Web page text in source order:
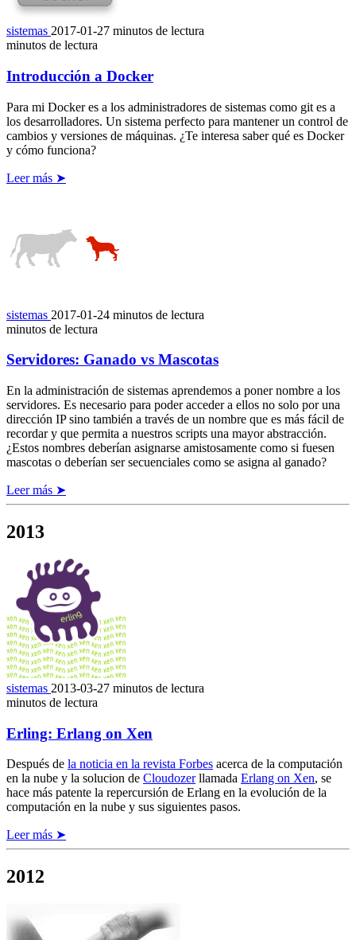
sistemas 2017-01-27 minutos de lectura
minutos de lectura
Introducción a Docker
Para mi Docker es a los administradores de sistemas como git es a
los desarrolladores. Un sistema perfecto para mantener un control de
cambios y versiones de máquinas. ¿Te interesa saber qué es Docker
y cómo funciona?
Leer más ➤
sistemas 2017-01-24 minutos de lectura
minutos de lectura
Servidores: Ganado vs Mascotas
En la administración de sistemas aprendemos a poner nombre a los
servidores. Es necesario para poder acceder a ellos no solo por una
dirección IP sino también a través de un nombre que es más fácil de
recordar y que permita a nuestros scripts una mayor abstracción.
¿Estos nombres deberían asignarse amistosamente como si fuesen
mascotas o deberían ser secuenciales como se asigna al ganado?
Leer más ➤
2013
sistemas 2013-03-27 minutos de lectura
minutos de lectura
Erling: Erlang on Xen
Después de la noticia en la revista Forbes acerca de la computación
en la nube y la solucion de Cloudozerllamada Erlang on Xen, se
hace más patente la repercursión de Erlang en la evolución de la
computación en la nube y sus siguientes pasos.
Leer más ➤
2012